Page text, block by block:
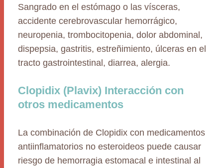
Sangrado en el estómago o las vísceras,
accidente cerebrovascular hemorrágico,
neuropenia, trombocitopenia, dolor abdominal,
dispepsia, gastritis, estreñimiento, úlceras en el
tracto gastrointestinal, diarrea, alergia.
Clopidix (Plavix) Interacción con
otros medicamentos
La combinación de Clopidix con medicamentos
antiinflamatorios no esteroideos puede causar
riesgo de hemorragia estomacal e intestinal al